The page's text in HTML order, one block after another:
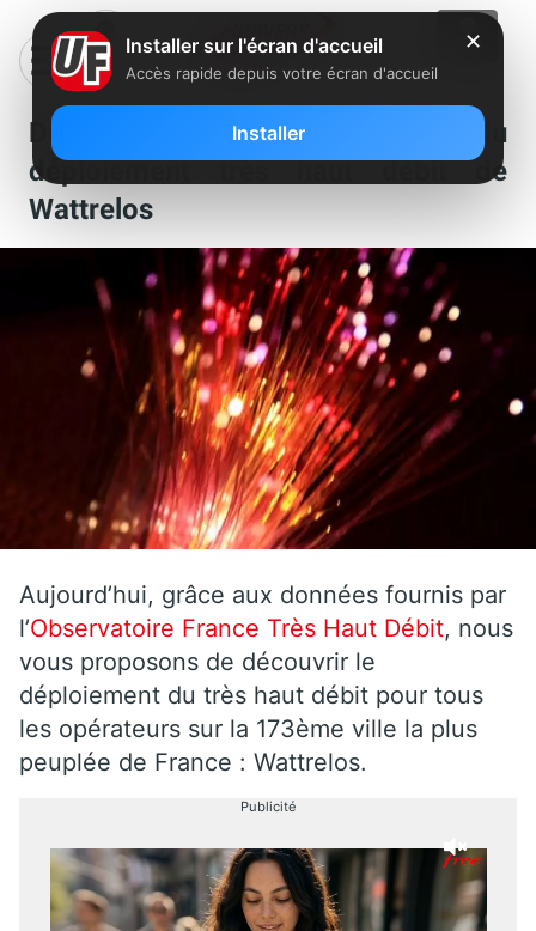
Découvrez les cartes du
déploiement très haut débit de
Wattrelos
Aujourd’hui, grâce aux données fournis par
l’Observatoire France Très Haut Débit, nous
vous proposons de découvrir le
déploiement du très haut débit pour tous
les opérateurs sur la 173ème ville la plus
peuplée de France : Wattrelos.
Publicité
✕
Installer sur l'écran d'accueil
Accès rapide depuis votre écran d'accueil
Installer